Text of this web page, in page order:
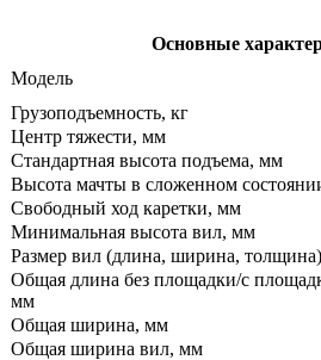
Основные
Модель
Грузоподъемность, кг
Центр тяжести, мм
Стандартная высота подъема, мм
Высота мачты в сложенном
Свободный ход каретки, мм
Минимальная высота вил, мм
Размер вил (длина, ширина,
Общая длина без площадки/с
мм
Общая ширина, мм
Общая ширина вил, мм